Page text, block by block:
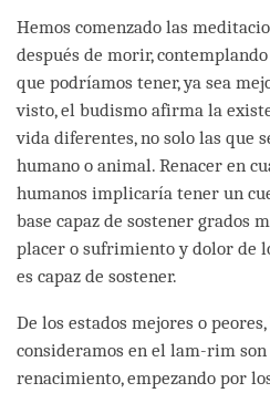
facebook
Hemos comenzado las
después de morir,
que podríamos tener, ya sea
visto, el budismo afirma la
vida diferentes, no solo las que
humano o animal. Renacer en
humanos implicaría tener un
base capaz de sostener grados
placer o sufrimiento y dolor de
es capaz de sostener.
De los estados mejores o
consideramos en el lam-rim son
renacimiento, empezando por